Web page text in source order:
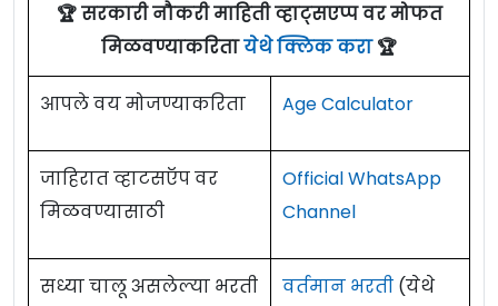
🏆 सरकारी नौकरी माहिती व्हाट्सएप्प वर मोफत
मिळवण्याकरितायेथे क्लिक करा🏆
आपले वय मोजण्याकरिता Age Calculator
जाहिरात व्हाटसऍप वर
मिळवण्यासाठी
Official WhatsApp
Channel
सध्या चालू असलेल्या भरती
वर्तमान भरती (येथे